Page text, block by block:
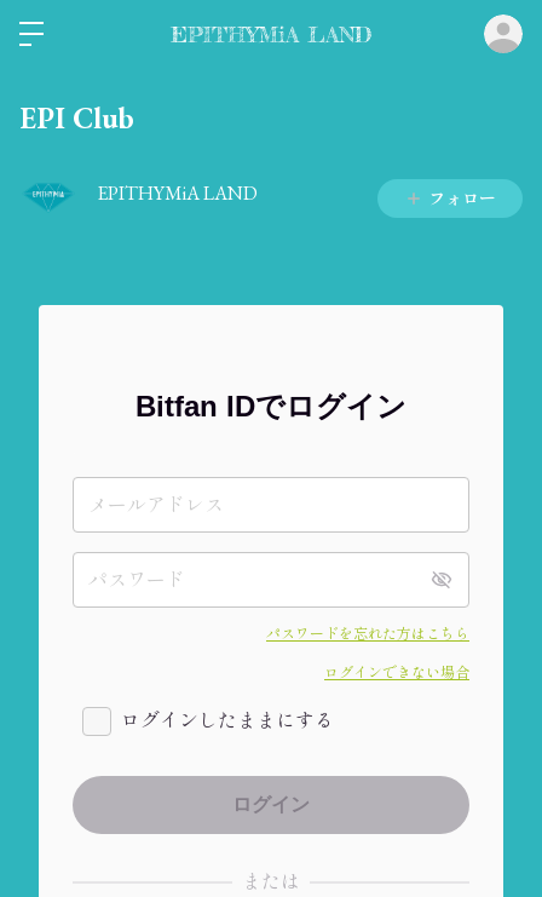
EPITHYMiA LAND
EPI Club
EPITHYMiA LAND フォロー
Bitfan IDでログイン
パスワードを忘れた方はこちら
ログインできない場合
ログインしたままにする
または